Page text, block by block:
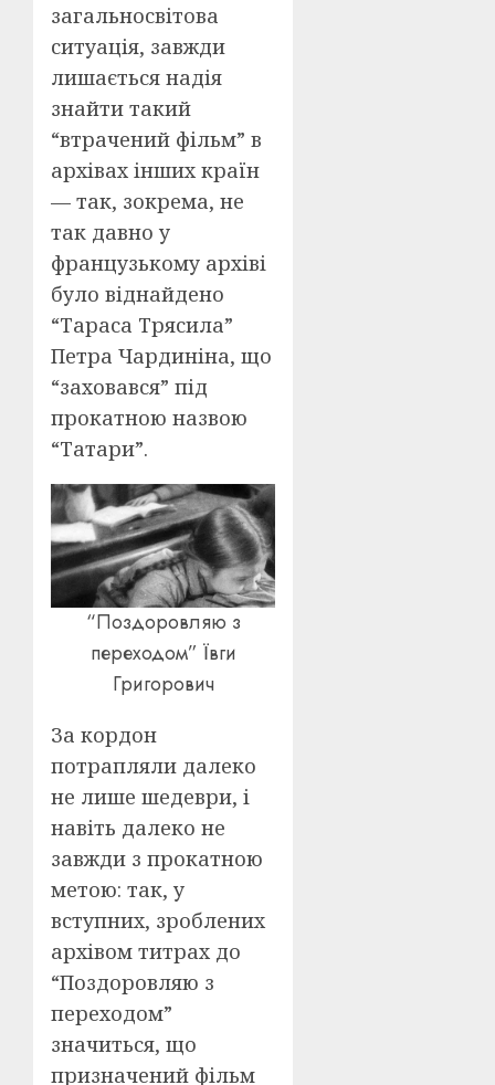
загальносвітова
ситуація, завжди
лишається надія
знайти такий
“втрачений фільм” в
архівах інших країн
— так, зокрема, не
так давно у
французькому архіві
було віднайдено
“Тараса Трясила”
Петра Чардиніна, що
“заховався” під
прокатною назвою
“Татари”.
“Поздоровляю з
переходом” Ївги
Григорович
За кордон
потрапляли далеко
не лише шедеври, і
навіть далеко не
завжди з прокатною
метою: так, у
вступних, зроблених
архівом титрах до
“Поздоровляю з
переходом”
значиться, що
призначений фільм